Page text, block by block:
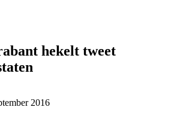
hekelt tweet
2016